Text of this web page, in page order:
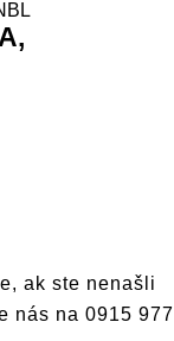
ak ste nenašli
nás na 0915 977